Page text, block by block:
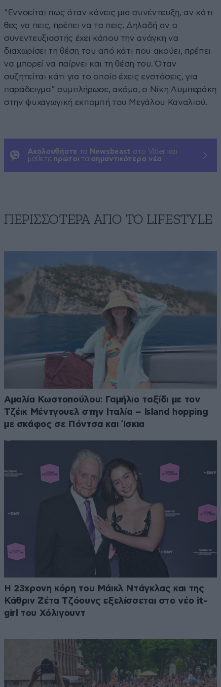
“Εννοείται πως όταν κάνεις μια συνέντευξη, αν κάτι
θες να πεις, πρέπει να το πεις. Δηλαδή αν ο
συνεντευξιαστής έχει κάπου την ανάγκη να
διαχωρίσει τη θέση του από κάτι που ακούει, πρέπει
να μπορεί να παίρνει και τη θέση του. Όταν
συζητείται κάτι για το οποίο έχεις ενστάσεις, για
παράδειγμα” συμπλήρωσε, ακόμα, ο Νίκη Λυμπεράκη
στην ψυχαγωγική εκπομπή του Μεγάλου Καναλιού.
Ακολουθήστε το Newsbeast στο Viber και
μάθετε πρώτοι τα σημαντικότερα νέα
ΠΕΡΙΣΣΟΤΕΡΑ ΑΠΟ ΤΟ LIFESTYLE
Αμαλία Κωστοπούλου: Γαμήλιο ταξίδι με τον
Τζέικ Μέντγουελ στην Ιταλία – Island hopping
με σκάφος σε Πόντσα και Ίσκια
Η 23χρονη κόρη τoυ Μάικλ Ντάγκλας και της
Κάθριν Ζέτα Τζόουνς εξελίσσεται στο νέο it-
girl του Χόλιγουντ